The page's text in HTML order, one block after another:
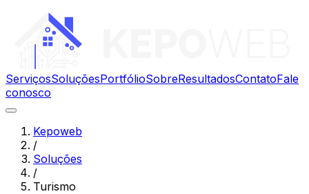
ServiçosSoluçõesPortfólioSobreResultadosContatoFale
conosco
Kepoweb
/
Soluções
/
Turismo